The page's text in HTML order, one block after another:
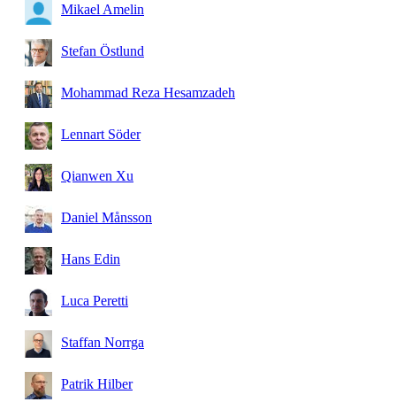
Mikael Amelin
Stefan Östlund
Mohammad Reza Hesamzadeh
Lennart Söder
Qianwen Xu
Daniel Månsson
Hans Edin
Luca Peretti
Staffan Norrga
Patrik Hilber